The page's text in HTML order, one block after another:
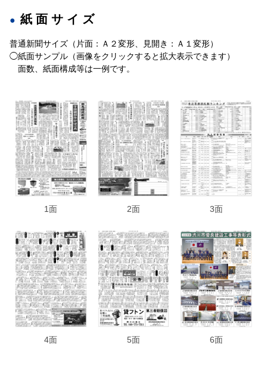
紙面サイズ
普通新聞サイズ（片面：Ａ２変形、見開き：Ａ１変形）
◯紙面サンプル（画像をクリックすると拡大表示できます）
面数、紙面構成等は一例です。
1面 2面 3面
4面 5面 6面